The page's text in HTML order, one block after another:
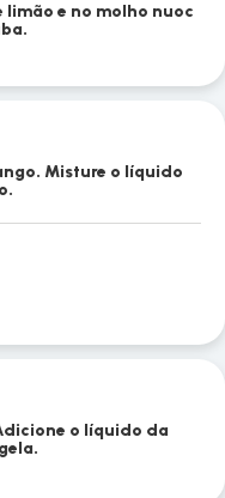
limão e no molho nuoc
Misture o líquido
o líquido da